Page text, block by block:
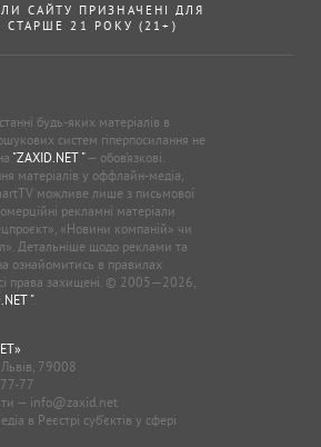
САЙТУ ПРИЗНАЧЕНІ ДЛЯ
СТАРШЕ 21 РОКУ (21+)
будь-яких матеріалів в
систем гіперпосилання не
"ZAXID.NET "— обов’язкові.
матеріалів у оффлайн-медіа,
можливе лише з письмової
рекламні матеріали
«Новини компаній» чи
Детальніше щодо реклами та
ознайомитись в правилах
права захищені. © 2005—2026,
".
79008
77
— info@zaxid.net
в Реєстрі суб'єктів у сфері